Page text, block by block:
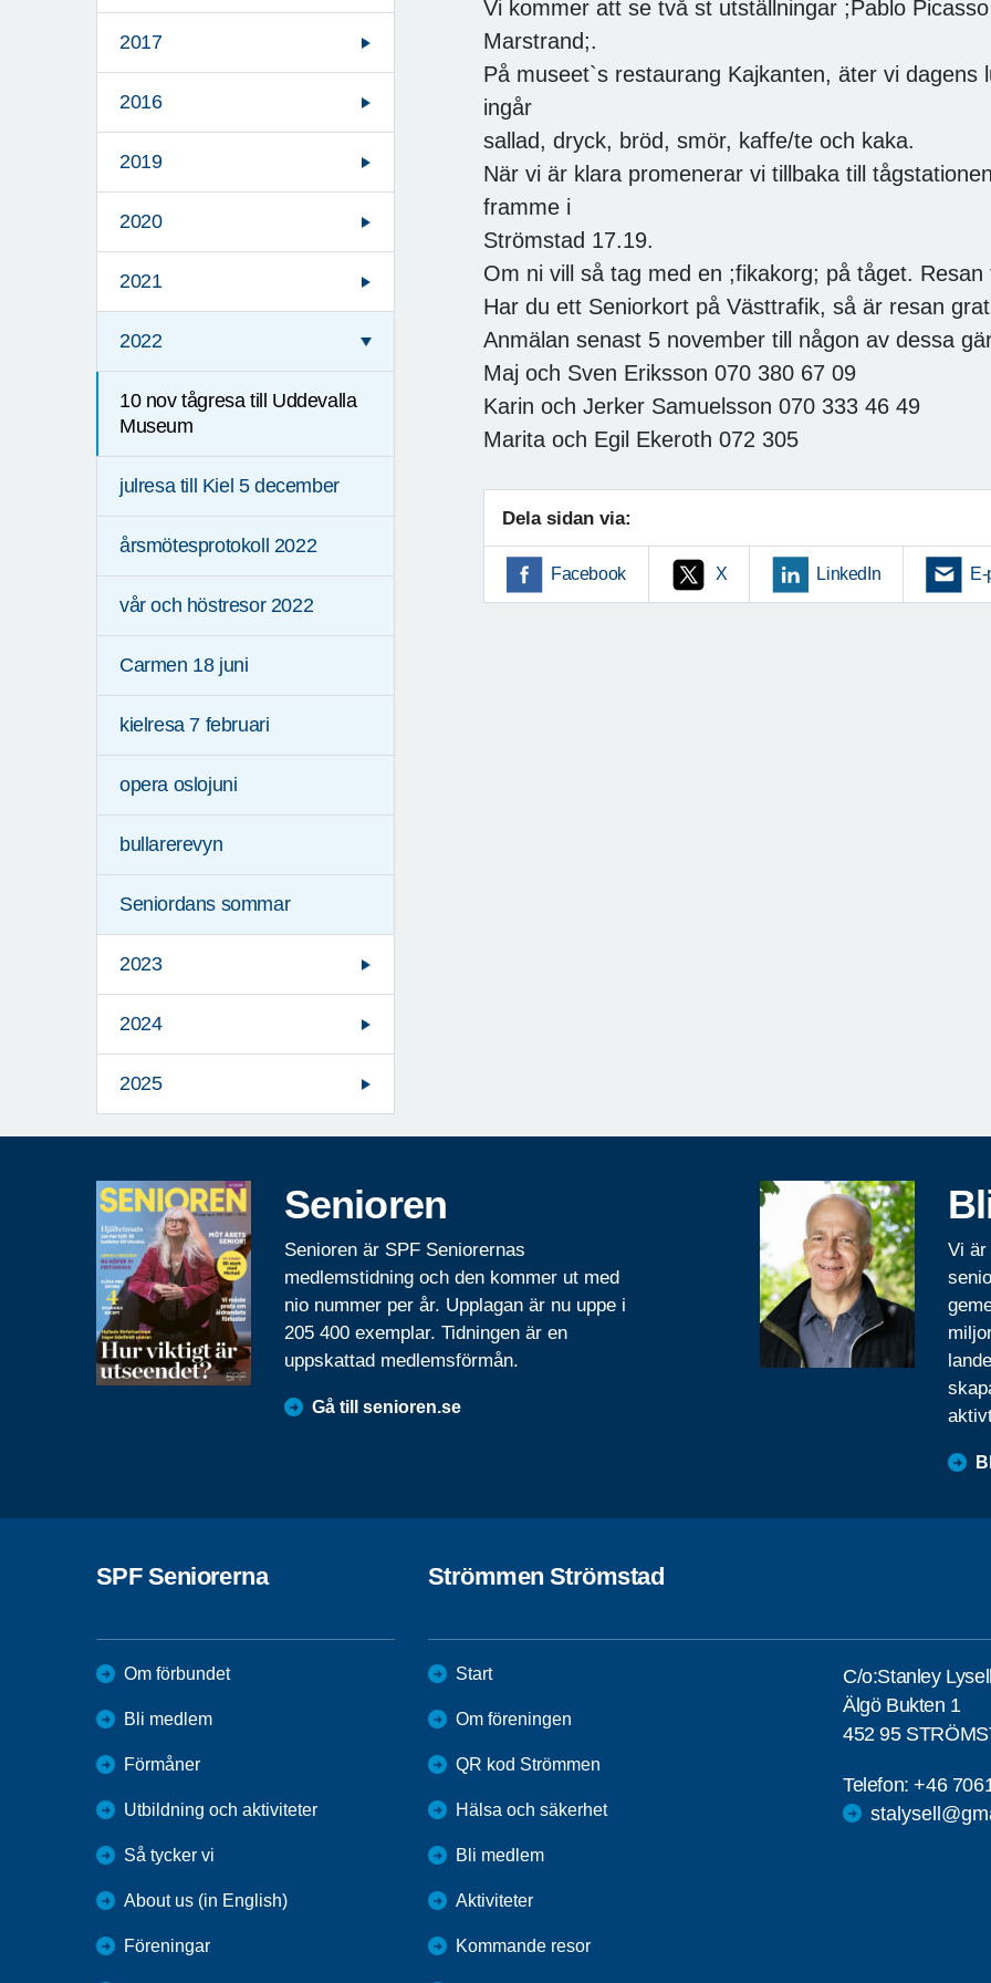
2017
2016
2019
2020
2021
2022
10 nov tågresa till Uddevalla
Museum
julresa till Kiel 5 december
årsmötesprotokoll 2022
vår och höstresor 2022
Carmen 18 juni
kielresa 7 februari
opera oslojuni
bullarerevyn
Seniordans sommar
2023
2024
2025
Vi kommer att se två st utställningar ;Pablo
Marstrand;.
På museet`s restaurang Kajkanten, äter vi dagens
ingår
sallad, dryck, bröd, smör, kaffe/te och kaka.
När vi är klara promenerar vi tillbaka till
framme i
Strömstad 17.19.
Om ni vill så tag med en ;fikakorg; på tåget.
Har du ett Seniorkort på Västtrafik, så är resan
Anmälan senast 5 november till någon av dessa
Maj och Sven Eriksson 070 380 67 09
Karin och Jerker Samuelsson 070 333 46 49
Marita och Egil Ekeroth 072 305
Dela sidan via:
Facebook X LinkedIn
Senioren
Senioren är SPF Seniorernas
medlemstidning och den kommer ut med
nio nummer per år. Upplagan är nu uppe i
205 400 exemplar. Tidningen är en
uppskattad medlemsförmån.
Gå till senioren.se
Vi är
SPF Seniorerna
Om förbundet
Bli medlem
Förmåner
Utbildning och aktiviteter
Så tycker vi
About us (in English)
Föreningar
Strömmen Strömstad
Start
Om föreningen
QR kod Strömmen
Hälsa och säkerhet
Bli medlem
Aktiviteter
Kommande resor
C/o:Stanley
Älgö Bukten 1
452 95
Telefon:+46